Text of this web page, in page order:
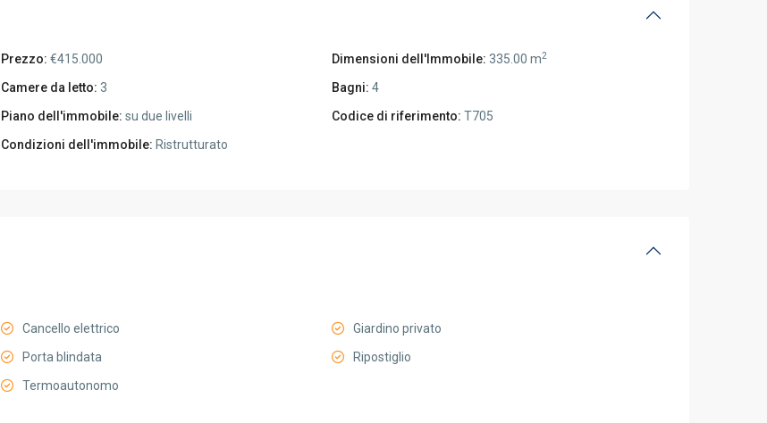
Prezzo: €415.000 Dimensioni dell'Immobile: 335.00 m2
Camere da letto: 3 Bagni: 4
Piano dell'immobile: su due livelli Codice di riferimento: T705
Condizioni dell'immobile: Ristrutturato
Cancello elettrico
Giardino privato
Porta blindata
Ripostiglio
Termoautonomo